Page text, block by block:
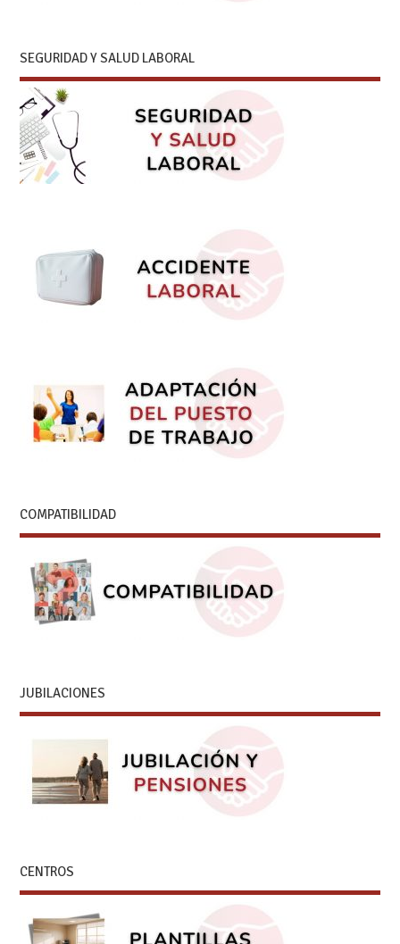
SEGURIDAD Y SALUD LABORAL
COMPATIBILIDAD
JUBILACIONES
CENTROS